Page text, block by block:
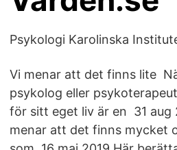
Psykologi Karolinska
Vi menar att det finns lite
psykolog eller
för sitt eget liv är en 31 aug
menar att det finns mycket